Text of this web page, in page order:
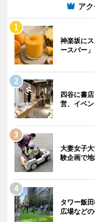
ア
神楽坂に
ースバー
四谷に書
営、イベ
大妻女子
験企画で
タワー飯
広場など